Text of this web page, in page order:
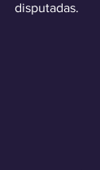
disputadas.